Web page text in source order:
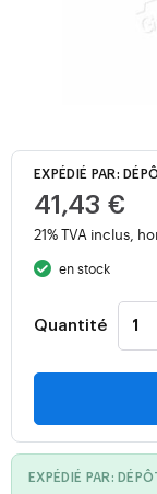
EXPÉDIÉ PAR:
41,43 €
21% TVA inclus,
en stock
Quantité
EXPÉDIÉ PAR: